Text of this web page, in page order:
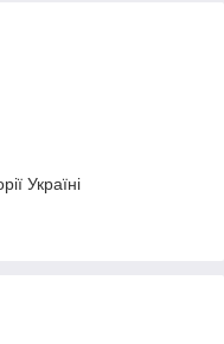
Україні